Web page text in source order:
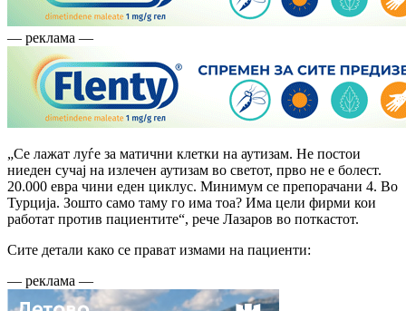
— реклама —
„Се лажат луѓе за матични клетки на аутизам. Не постои
ниеден сучај на излечен аутизам во светот, прво не е болест.
20.000 евра чини еден циклус. Минимум се препорачани 4. Во
Турција. Зошто само таму го има тоа? Има цели фирми кои
работат против пациентите“, рече Лазаров во поткастот.
Сите детали како се прават измами на пациенти:
— реклама —